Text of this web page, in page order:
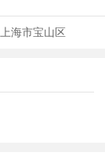
上海市宝山区